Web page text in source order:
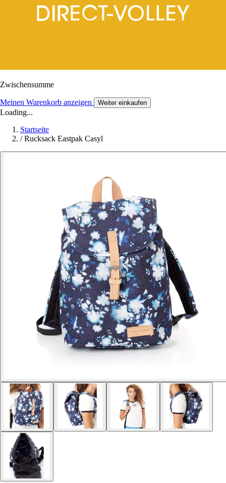
Zwischensumme
Meinen Warenkorb anzeigen Weiter einkaufen
Loading...
Startseite
/ Rucksack Eastpak Casyl